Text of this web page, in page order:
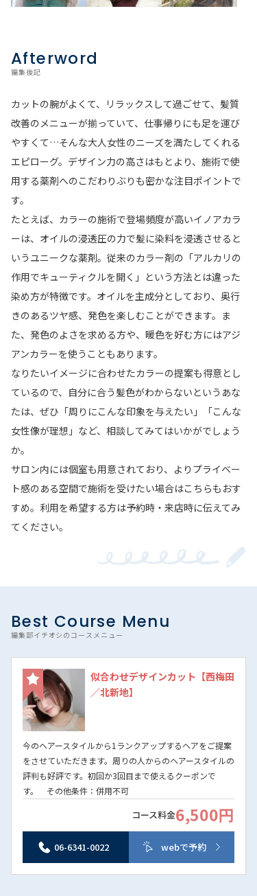
Afterword
編集後記
カットの腕がよくて、リラックスして過ごせて、髪質
改善のメニューが揃っていて、仕事帰りにも足を運び
やすくて…そんな大人女性のニーズを満たしてくれる
エピローグ。デザイン力の高さはもとより、施術で使
用する薬剤へのこだわりぶりも密かな注目ポイントで
す。
たとえば、カラーの施術で登場頻度が高いイノアカラ
ーは、オイルの浸透圧の力で髪に染料を浸透させると
いうユニークな薬剤。従来のカラー剤の「アルカリの
作用でキューティクルを開く」という方法とは違った
染め方が特徴です。オイルを主成分としており、奥行
きのあるツヤ感、発色を楽しむことができます。ま
た、発色のよさを求める方や、暖色を好む方にはアジ
アンカラーを使うこともあります。
なりたいイメージに合わせたカラーの提案も得意とし
ているので、自分に合う髪色がわからないというあな
たは、ぜひ「周りにこんな印象を与えたい」「こんな
女性像が理想」など、相談してみてはいかがでしょう
か。
サロン内には個室も用意されており、よりプライベー
ト感のある空間で施術を受けたい場合はこちらもおす
すめ。利用を希望する方は予約時・来店時に伝えてみ
てください。
Best Course Menu
編集部イチオシのコースメニュー
似合わせデザインカット【西梅田
／北新地】
今のヘアースタイルから1ランクアップするヘアをご提案
をさせていただきます。周りの人からのヘアースタイルの
評判も好評です。初回か3回目まで使えるクーポンで
す。 その他条件：併用不可
コース料金6,500円
06-6341-0022 webで予約